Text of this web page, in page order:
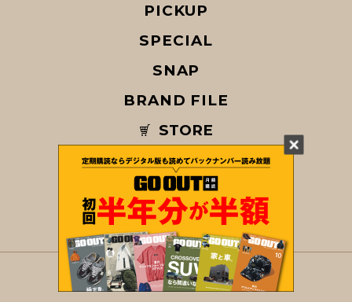
© COPYRIGHT 2026 GO OUT / SAN-EI CORPORATION Co.,Ltd.
PICKUP
SPECIAL
SNAP
BRAND FILE
STORE
MAGAZINE